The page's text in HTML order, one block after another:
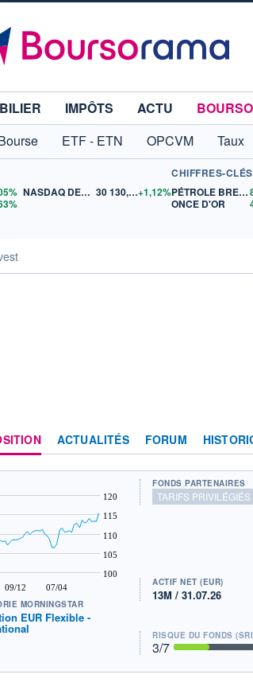
IMPÔTS ACTU
ETF - ETN OPCVM Taux
NASDAQ DEC26 30 130,00+1,12%
CHIFFRES-CLÉS
PÉTROLE BRENT
ONCE D'OR
ACTUALITÉS FORUM
09/12 07/04
100
105
110
115
120
MORNINGSTAR
EUR Flexible -
FONDS PARTENAIRES
TARIFS PRIVILÉGIÉS
ACTIF NET (EUR)
13M / 31.07.26
RISQUE DU FONDS
3/7